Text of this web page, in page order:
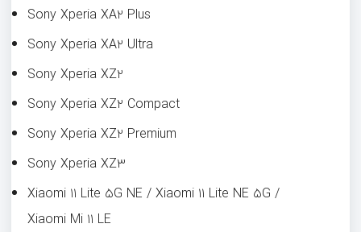
Sony Xperia XA۲ Plus
Sony Xperia XA۲ Ultra
Sony Xperia XZ۲
Sony Xperia XZ۲ Compact
Sony Xperia XZ۲ Premium
Sony Xperia XZ۳
Xiaomi ۱۱ Lite ۵G NE / Xiaomi ۱۱ Lite NE ۵G /
Xiaomi Mi ۱۱ LE